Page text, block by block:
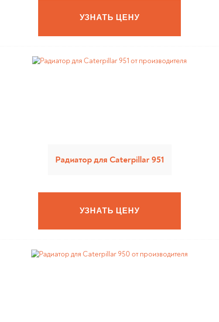
УЗНАТЬ ЦЕНУ
Радиатор для Caterpillar 951
УЗНАТЬ ЦЕНУ